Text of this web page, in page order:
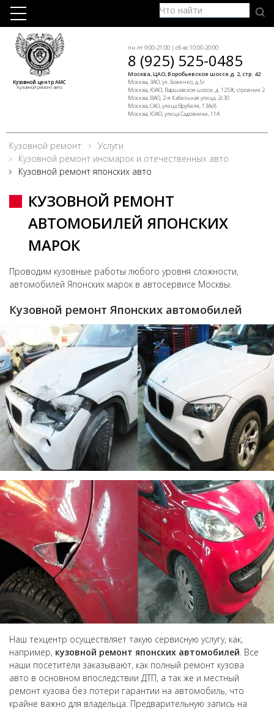
Кузовной центр АМС
Кузовной ремонт авто
пн-пт 9:00-21:00 | сб-вс 10:00-20:00
8 (925) 525-0485
Москва, ЦАО, Воробьевское шоссе д. 2, стр. 42
Москва, ЗАО, ул. Боженко, д.5г
Москва, ЮАО, Варшавское шоссе, д. 125Ж, строение 2
Москва, ВАО, 2-я Кабельная улица, 2с30
Москва, САО, улица Врубеля, 13Ас8
Москва, ЮАО, улица Садовники, 11А
Кузовной ремонт
Услуги
Кузовной ремонт иномарок и отечественных авто
Кузовной ремонт японских авто
КУЗОВНОЙ РЕМОНТ
АВТОМОБИЛЕЙ ЯПОНСКИХ
МАРОК
Проводим кузовные работы любого уровня сложности,
автомобилей Японских марок в автосервисе Москвы.
Кузовной ремонт Японских автомобилей
Наш техцентр осуществляет такую сервисную услугу, как,
например, кузовной ремонт японских автомобилей. Все
наши посетители заказывают, как полный ремонт кузова
авто в основном впоследствии ДТП, а так же и местный
ремонт кузова без потери гарантии на автомобиль, что
крайне важно для владельца. Предварительную запись на